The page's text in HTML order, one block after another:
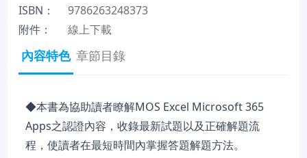
ISBN：
9786263248373
附件：
線上下載
內容特色 章節目錄
◆本書為協助讀者瞭解MOS Excel Microsoft 365
Apps之認證內容，收錄最新試題以及正確解題流
程，使讀者在最短時間內掌握答題解題方法。